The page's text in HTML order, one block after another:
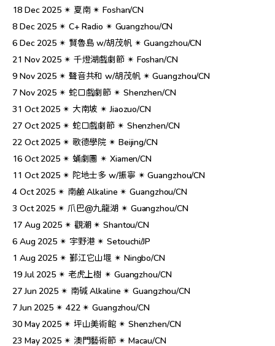
18 Dec 2025 ✴︎ 夏南 ✴︎ Foshan/CN
8 Dec 2025 ✴︎ C+ Radio ✴︎ Guangzhou/CN
6 Dec 2025 ✴︎ 賢魯島 w/胡茂帆 ✴︎ Guangzhou/CN
21 Nov 2025 ✴︎ 千燈湖戲劇節 ✴︎ Foshan/CN
9 Nov 2025 ✴︎ 聲音共和 w/胡茂帆 ✴︎ Guangzhou/CN
7 Nov 2025 ✴︎ 蛇口戲劇節 ✴︎ Shenzhen/CN
31 Oct 2025 ✴︎ 大南坡 ✴︎ Jiaozuo/CN
27 Oct 2025 ✴︎ 蛇口戲劇節 ✴︎ Shenzhen/CN
22 Oct 2025 ✴︎ 歌德學院 ✴︎ Beijing/CN
16 Oct 2025 ✴︎ 蛹劇團 ✴︎ Xiamen/CN
11 Oct 2025 ✴︎ 陀地士多 w/振寧 ✴︎ Guangzhou/CN
4 Oct 2025 ✴︎ 南鹼 Alkaline ✴︎ Guangzhou/CN
3 Oct 2025 ✴︎ 爪巴@九龍湖 ✴︎ Guangzhou/CN
17 Aug 2025 ✴︎ 觀潮 ✴︎ Shantou/CN
6 Aug 2025 ✴︎ 宇野港 ✴︎ Setouchi/JP
1 Aug 2025 ✴︎ 鄞江它山堰 ✴︎ Ningbo/CN
19 Jul 2025 ✴︎ 老虎上樹 ✴︎ Guangzhou/CN
27 Jun 2025 ✴︎ 南碱 Alkaline ✴︎ Guangzhou/CN
7 Jun 2025 ✴︎ 422 ✴︎ Guangzhou/CN
30 May 2025 ✴︎ 坪山美術館 ✴︎ Shenzhen/CN
23 May 2025 ✴︎ 澳門藝術節 ✴︎ Macau/CN